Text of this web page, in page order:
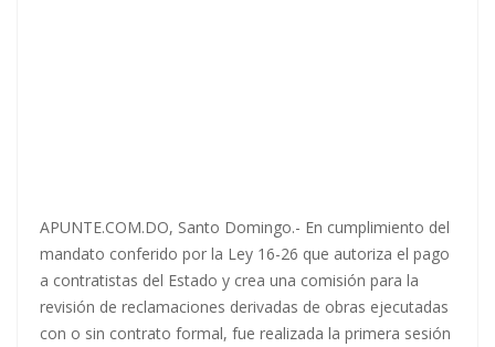
APUNTE.COM.DO, Santo Domingo.- En cumplimiento del
mandato conferido por la Ley 16-26 que autoriza el pago
a contratistas del Estado y crea una comisión para la
revisión de reclamaciones derivadas de obras ejecutadas
con o sin contrato formal, fue realizada la primera sesión